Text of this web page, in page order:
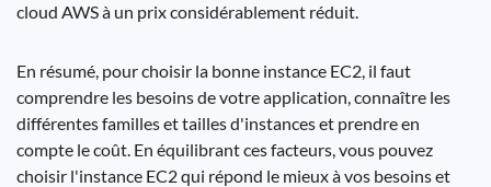
cloud AWS à un prix considérablement réduit.
En résumé, pour choisir la bonne instance EC2, il faut
comprendre les besoins de votre application, connaître les
différentes familles et tailles d'instances et prendre en
compte le coût. En équilibrant ces facteurs, vous pouvez
choisir l'instance EC2 qui répond le mieux à vos besoins et